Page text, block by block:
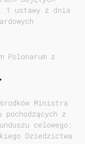
1 ustawy z dnia
Polonarum z
Ministra
z
celowego;
Dziedzictwa